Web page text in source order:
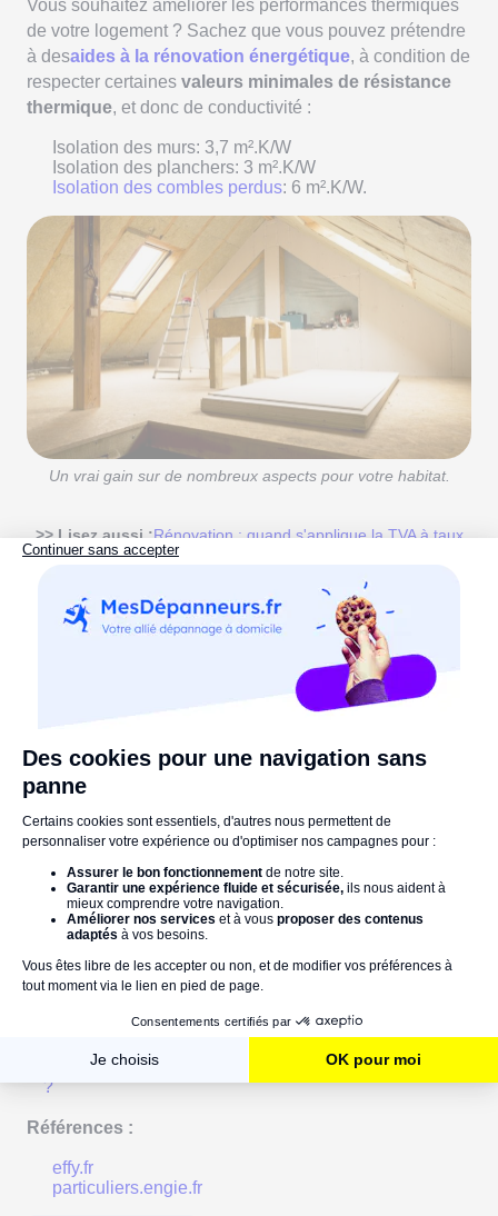
Vous souhaitez améliorer les performances thermiques
de votre logement ? Sachez que vous pouvez prétendre
à desaides à la rénovation énergétique, à condition de
respecter certaines valeurs minimales de résistance
thermique, et donc de conductivité :
Isolation des murs: 3,7 m².K/W
Isolation des planchers: 3 m².K/W
Isolation des combles perdus: 6 m².K/W.
Un vrai gain sur de nombreux aspects pour votre habitat.
>> Lisez aussi :Rénovation : quand s'applique la TVA à taux
réduit 5,5 % et 10 %
En résumé,lors de l'achat d'un matériau isolant, il est
essentiel de tenir compte de sa résistance thermique et,
par extension de sa conductivité. Il faut savoir que plus
la valeur de cette dernière est faible, plus les
tromper, n'hésitez pas à confier vos travaux à des
professionnels du métier ! Confort et économies
d'énergie sont à la clé !
un commentaire !
La Rédaction vous recommande :
Isolation par l'extérieur : avantages, techniques &
Isoler une cave ou un sous-sol : 3 solutions
Qu'est-ce qu'un pont thermique & comment l’éliminer
?
Références :
effy.fr
particuliers.engie.fr